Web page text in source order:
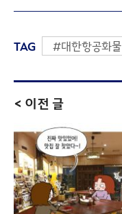
TAG #대한항공화물
< 이전 글